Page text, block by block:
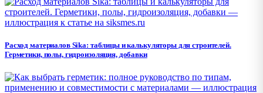
Расход материалов Sika: таблицы и калькуляторы для строителей.
Герметики, полы, гидроизоляция, добавки